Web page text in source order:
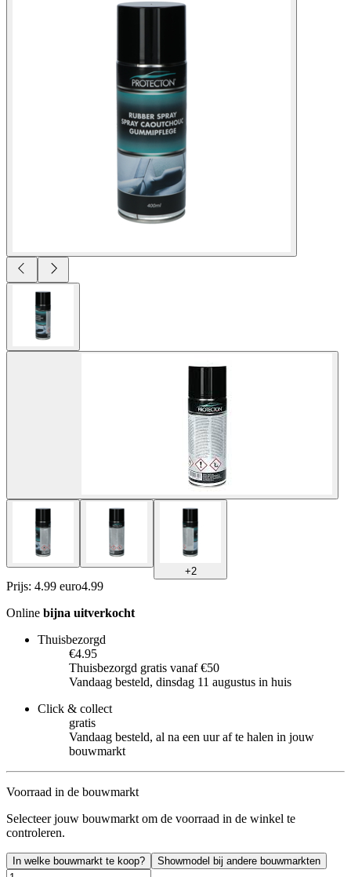
+2
Prijs: 4.99 euro4.99
Online bijna uitverkocht
Thuisbezorgd
€4.95
Thuisbezorgd gratis vanaf €50
Vandaag besteld, dinsdag 11 augustus in huis
Click & collect
gratis
Vandaag besteld, al na een uur af te halen in jouw
bouwmarkt
Voorraad in de bouwmarkt
Selecteer jouw bouwmarkt om de voorraad in de winkel te
controleren.
In welke bouwmarkt te koop? Showmodel bij andere bouwmarkten